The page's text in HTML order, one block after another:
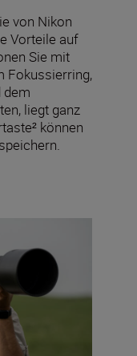
von Nikon
Vorteile auf
Sie mit
Fokussierring,
dem
liegt ganz
können